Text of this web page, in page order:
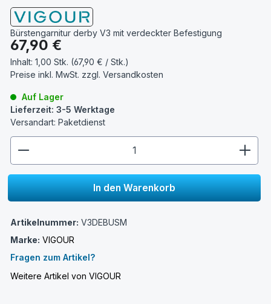
Bürstengarnitur derby V3 mit verdeckter Befestigung
Regulärer Preis:
67,90 €
Inhalt: 1,00 Stk. (67,90 € / Stk.)
Preise inkl. MwSt. zzgl. Versandkosten
Auf Lager
Lieferzeit: 3-5 Werktage
Versandart: Paketdienst
In den Warenkorb
Artikelnummer: V3DEBUSM
Marke: VIGOUR
Fragen zum Artikel?
Weitere Artikel von VIGOUR